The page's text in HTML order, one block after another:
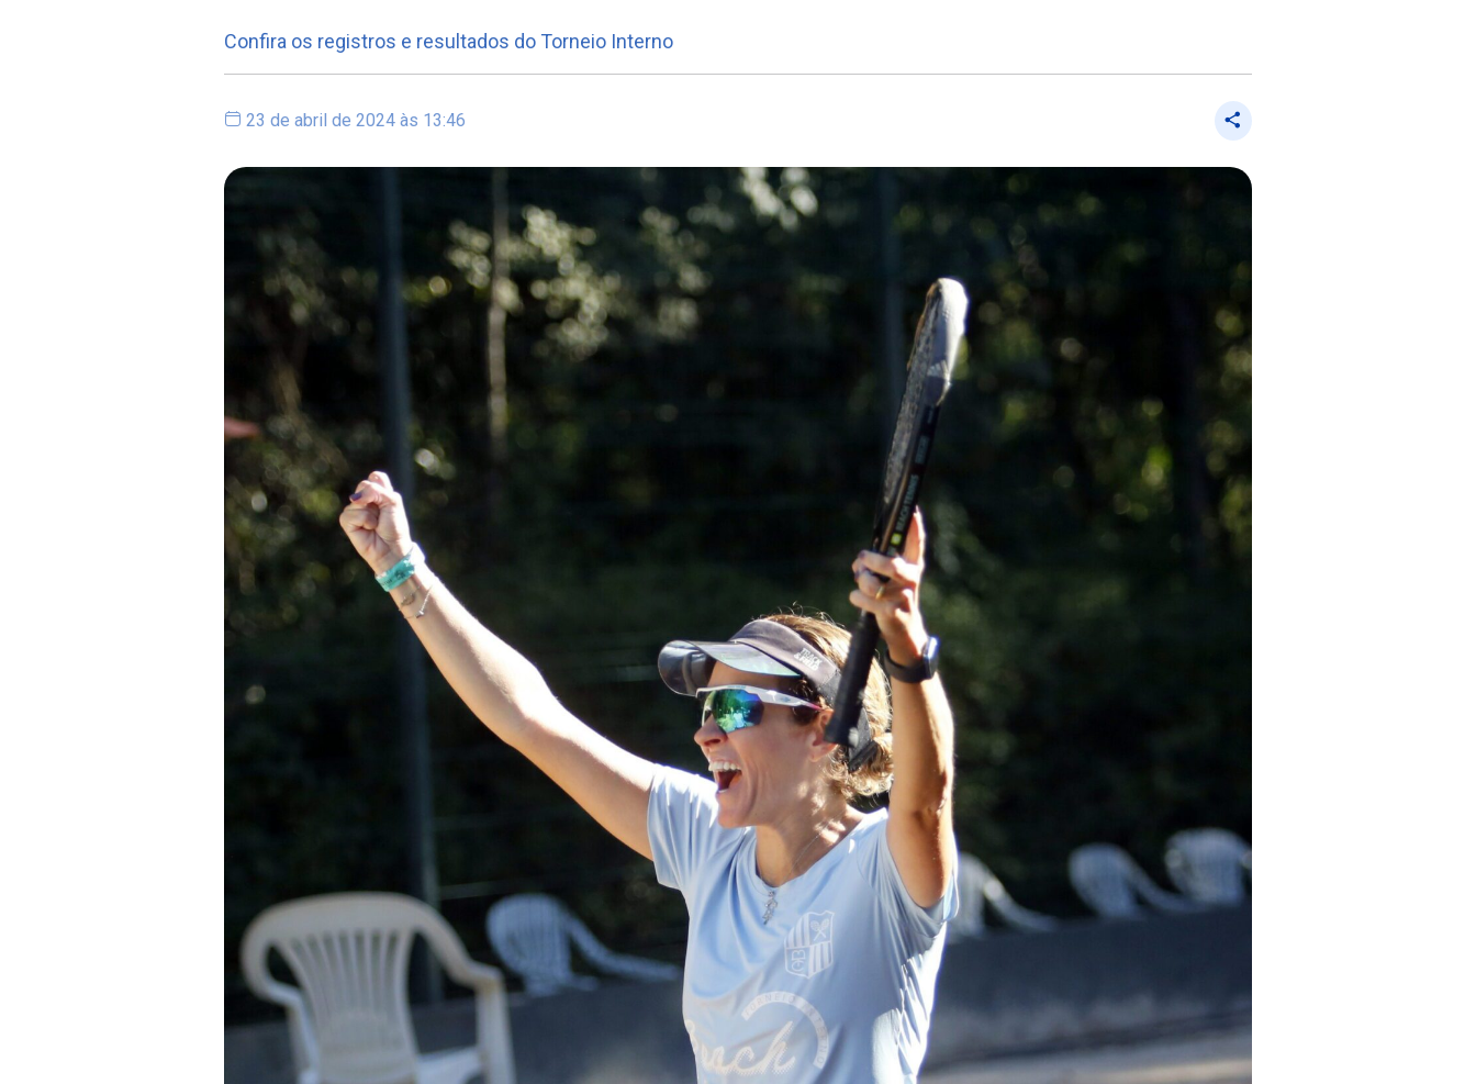
Confira os registros e resultados do Torneio Interno
23 de abril de 2024 às 13:46